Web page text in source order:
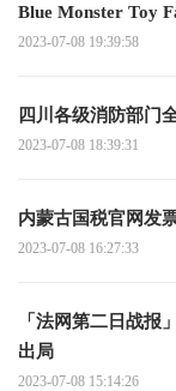
Blue Monster Toy
2023-07-08 19:39:58
四川各级消防部门
2023-07-08 18:39:31
内蒙古国税官网发
2023-07-08 16:27:33
「法网第二日战报
出局
2023-07-08 15:14:26